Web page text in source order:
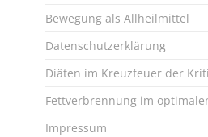
Bewegung als Allheilmittel
Datenschutzerklärung
Diäten im Kreuzfeuer der
Fettverbrennung im
Impressum